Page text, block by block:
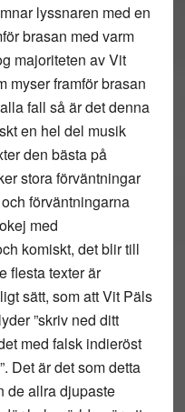
lyssnaren med en
brasan med varm
majoriteten av Vit
myser framför brasan
fall så är det denna
en hel del musik
den bästa på
stora förväntningar
förväntningarna
med
komiskt, det blir till
flesta texter är
sätt, som att Vit Päls
”skriv ned ditt
med falsk indieröst
Det är det som detta
de allra djupaste